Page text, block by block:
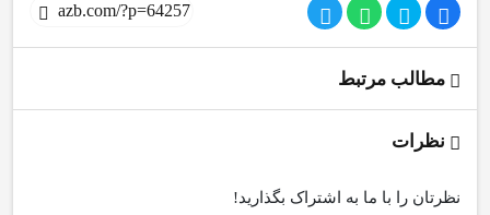
مطالب مرتبط
نظرات
نظرتان را با ما به اشتراک بگذارید!